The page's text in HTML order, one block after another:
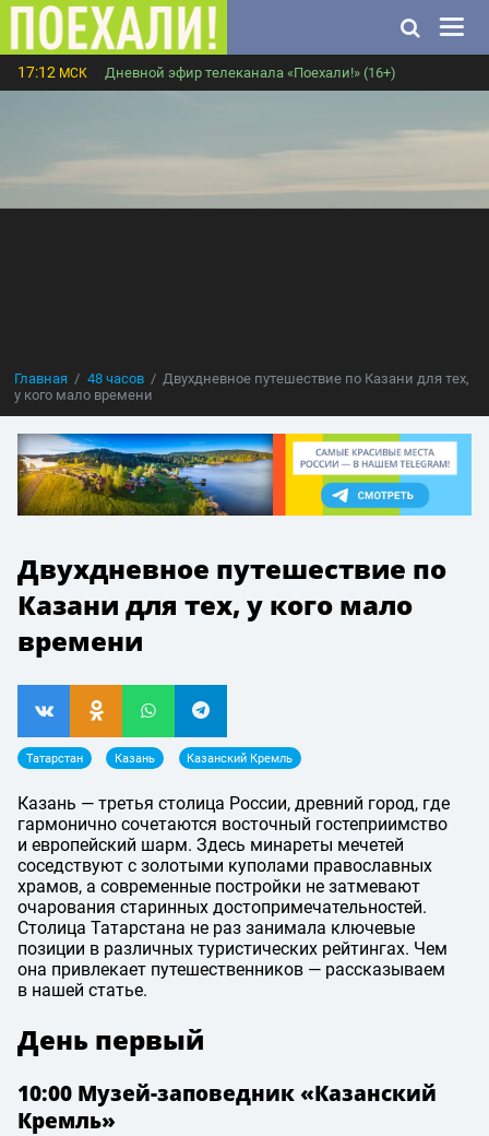
17:12 МСК Дневной эфир телеканала «Поехали!» (16+)
Главная 48 часов
Двухдневное путешествие по Казани для тех,
у кого мало времени
Двухдневное путешествие по
Казани для тех, у кого мало
времени
Татарстан Казань Казанский Кремль
Казань — третья столица России, древний город, где
гармонично сочетаются восточный гостеприимство
и европейский шарм. Здесь минареты мечетей
соседствуют с золотыми куполами православных
храмов, а современные постройки не затмевают
очарования старинных достопримечательностей.
Столица Татарстана не раз занимала ключевые
позиции в различных туристических рейтингах. Чем
она привлекает путешественников — рассказываем
в нашей статье.
День первый
10:00 Музей-заповедник «Казанский
Кремль»